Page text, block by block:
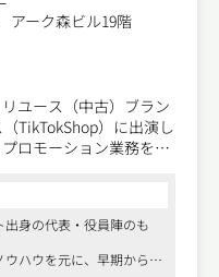
アーク森ビル19階
ユース（中古）ブラン
TikTokShop）に出演し
ロモーション業務をお
果検証までを一気通貫
身の代表・役員陣のも
ハウを元に、早期から超